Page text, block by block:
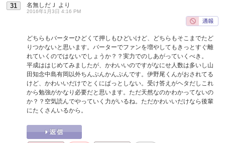
31 名無しだＪ より
2016年1月3日 4:16 PM
どちらもバーターひどくて押しもひどいけど、どちらもそこまでたど
りつかないと思います。バーターでファンを増やしてもきっとすぐ離
れていくのではないでしょうか？？実力でのしあがっていくべき。
平成ははじめてみましたが、かわいいのですがなにせ人数は多いし山
田知念中島有岡以外ちんぷんかんぷんです。伊野尾くんがおされてる
けど、かわいいだけでとくにぱっとしない。受け答えがヘタだしこれ
から勉強がかなり必要だと思います。ただ天然なのかわかってないの
か？？空気読んでやっていく力がいるね。ただかわいいだけなら後輩
にたくさんいるから。